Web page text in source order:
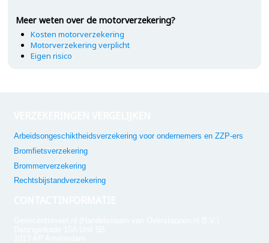
Meer weten over de motorverzekering?
Kosten motorverzekering
Motorverzekering verplicht
Eigen risico
Arbeidsongeschiktheidsverzekering voor ondernemers en ZZP-ers
Bromfietsverzekering
Brommerverzekering
Rechtsbijstandverzekering